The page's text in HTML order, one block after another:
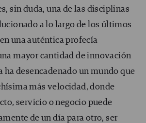
sin duda, una de las disciplinas
a lo largo de los últimos
una auténtica profecía
mayor cantidad de innovación
ha desencadenado un mundo que
más velocidad, donde
servicio o negocio puede
de un día para otro, ser